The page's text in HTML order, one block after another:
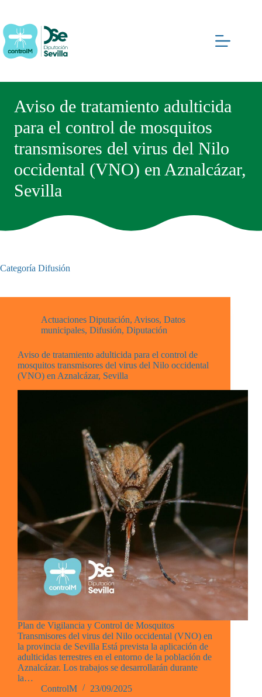
contenido
Aviso de tratamiento adulticida
para el control de mosquitos
transmisores del virus del Nilo
occidental (VNO) en Aznalcázar,
Sevilla
Categoría Difusión
Actuaciones Diputación, Avisos, Datos
municipales, Difusión, Diputación
Aviso de tratamiento adulticida para el control de
mosquitos transmisores del virus del Nilo occidental
(VNO) en Aznalcázar, Sevilla
Plan de Vigilancia y Control de Mosquitos
Transmisores del virus del Nilo occidental (VNO) en
la provincia de Sevilla Está prevista la aplicación de
adulticidas terrestres en el entorno de la población de
Aznalcázar. Los trabajos se desarrollarán durante
la…
ControlM
23/09/2025